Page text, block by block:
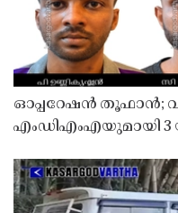
ഓപ്പറേഷൻ തൂഫാൻ;
എംഡിഎംഎയുമായി 3